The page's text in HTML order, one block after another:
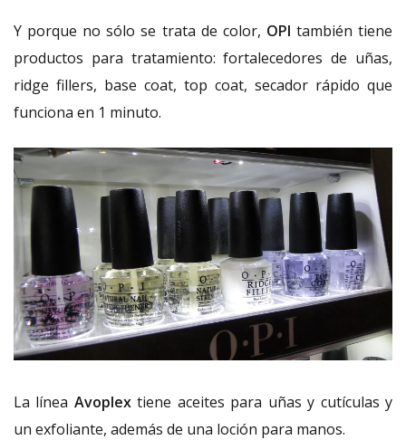
Y porque no sólo se trata de color, OPI también tiene
productos para tratamiento: fortalecedores de uñas,
ridge fillers, base coat, top coat, secador rápido que
funciona en 1 minuto.
La línea Avoplextiene aceites para uñas y cutículas y
un exfoliante, además de una loción para manos.